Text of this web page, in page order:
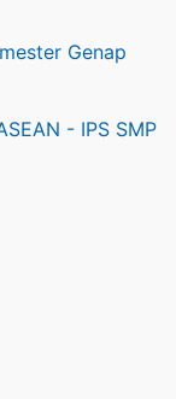
Genap
- IPS SMP